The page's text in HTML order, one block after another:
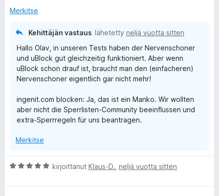
Merkitse
Kehittäjän vastaus lähetetty neljä vuotta sitten
Hallo Olav, in unseren Tests haben der Nervenschoner
und uBlock gut gleichzeitig funktioniert. Aber wenn
uBlock schon drauf ist, braucht man den (einfacheren)
Nervenschoner eigentlich gar nicht mehr!
ingenit.com blocken: Ja, das ist ein Manko. Wir wollten
aber nicht die Sperrlisten-Community beeinflussen und
extra-Sperrregeln für uns beantragen.
Merkitse
A
kirjoittanut Klaus-D. neljä vuotta sitten